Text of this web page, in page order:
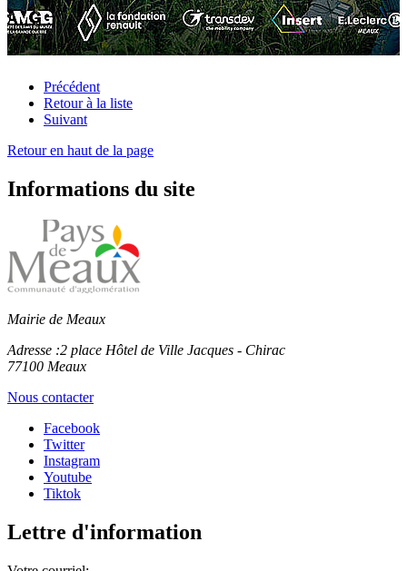
Précédent
Retour à la liste
Suivant
Retour en haut de la page
Informations du site
Mairie de Meaux
Adresse :2 place Hôtel de Ville Jacques - Chirac
77100 Meaux
Nous contacter
Facebook
Twitter
Instagram
Youtube
Tiktok
Lettre d'information